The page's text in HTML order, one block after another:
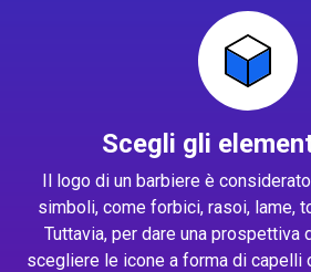
Scegli gli
Il logo di un barbiere è
simboli, come forbici, rasoi, lame,
Tuttavia, per dare una prospettiva
scegliere le icone a forma di capelli